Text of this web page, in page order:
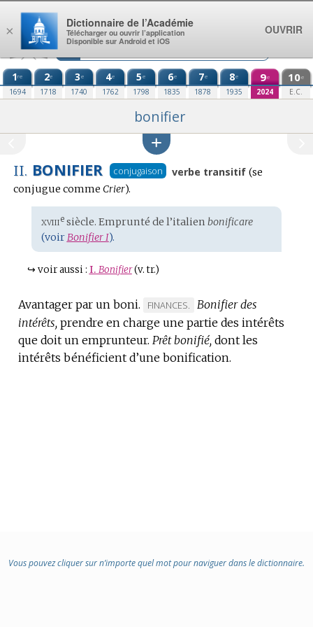
Aller au contenu
1re
1694
2e
1718
3e
1740
4e
1762
5e
1798
6e
1835
7e
1878
8e
1935
9e
2024
10e
E.C.
bonifier
II. BONIFIER conjugaison verbe transitif Conjugaison
(se
conjugue comme Crier).
Étymologie
:
xviiiesiècle. Emprunté de l’italien bonificare
(voirBonifier I).
↪ voir aussi : I. Bonifier (v. tr.)
Avantager par un boni.
MARQUE
DE
DOMAINE
:
FINANCES.
Bonifier des
intérêts, prendre en charge une partie des intérêts
que doit un emprunteur. Prêt bonifié, dont les
intérêts bénéficient d’une bonification.
Vous pouvez cliquer sur n’importe quel mot pour naviguer dans le dictionnaire.
×
Dictionnaire de l’Académie
Télécharger ou ouvrir l’application
Disponible sur Android et iOS
OUVRIR